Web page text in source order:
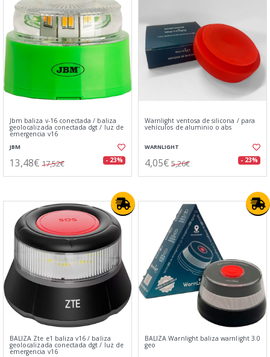
Jbm baliza v-16 conectada / baliza
geolocalizada conectada dgt / luz de
emergencia v16
JBM
13,48€ 17,52€ - 23%
Warnlight ventosa de silicona / para
vehículos de aluminio o abs
WARNLIGHT
4,05€ 5,26€ - 23%
BALIZA Zte e1 baliza v16 / baliza
geolocalizada conectada dgt / luz de
emergencia v16
BALIZA Warnlight baliza warnlight 3.0
geo